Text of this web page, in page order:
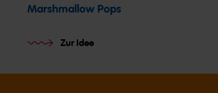
Marshmallow Pops
Zur Idee